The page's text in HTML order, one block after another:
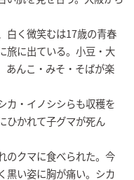
白く微笑むは17歳の青春
旅に出ている。小豆・大
あんこ・みそ・そばが楽
カ・イノシシらも収穫を
ひかれて子グマが死ん
のクマに食べられた。今
黒い姿に胸が痛い。シカ